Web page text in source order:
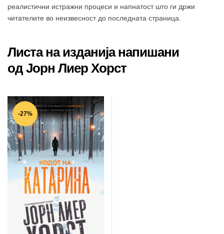
реалистични истражни процеси и напнатост што ги држи
читателите во неизвесност до последната страница.
Листа на изданија напишани
од Јорн Лиер Хорст
-27%